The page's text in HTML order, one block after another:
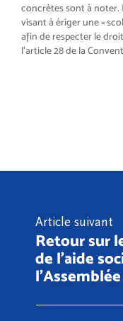
concrètes sont à noter.
visant à ériger une «
afin de respecter le
l’article 28 de la
Article suivant
Retour sur
de l'aide